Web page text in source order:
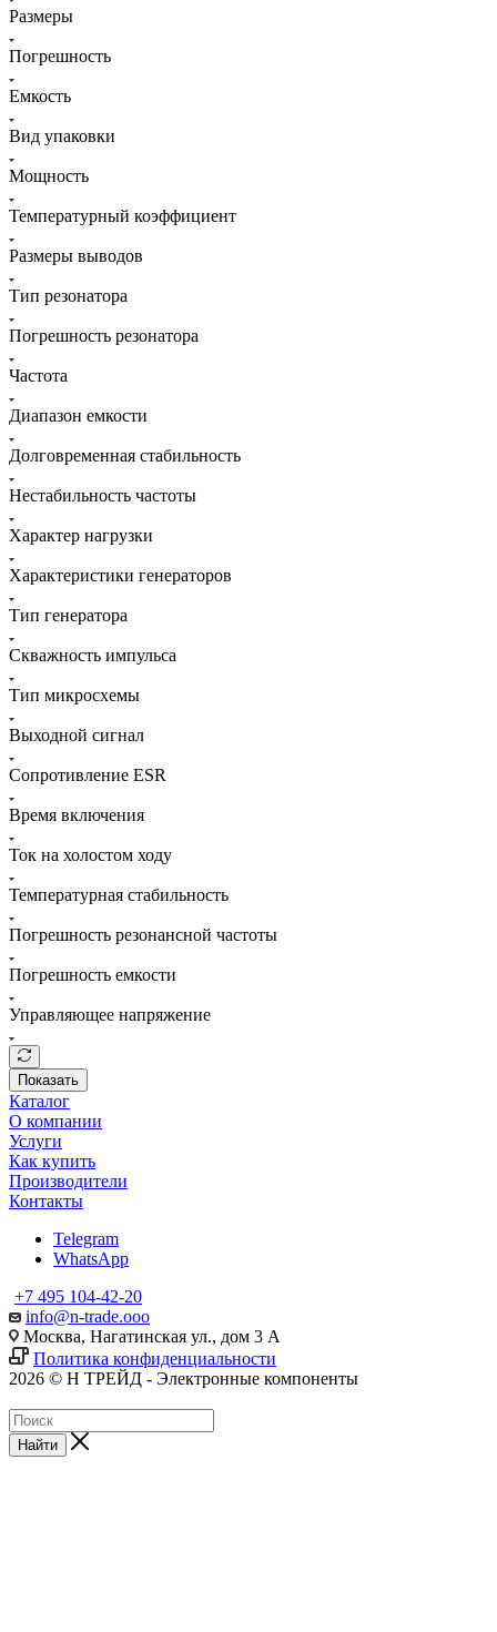
Размеры
Погрешность
Емкость
Вид упаковки
Мощность
Температурный коэффициент
Размеры выводов
Тип резонатора
Погрешность резонатора
Частота
Диапазон емкости
Долговременная стабильность
Нестабильность частоты
Характер нагрузки
Характеристики генераторов
Тип генератора
Скважность импульса
Тип микросхемы
Выходной сигнал
Сопротивление ESR
Время включения
Ток на холостом ходу
Температурная стабильность
Погрешность резонансной частоты
Погрешность емкости
Управляющее напряжение
Показать
Каталог
О компании
Услуги
Как купить
Производители
Контакты
Telegram
WhatsApp
+7 495 104-42-20
info@n-trade.ooo
Москва, Нагатинская ул., дом 3 А
Политика конфиденциальности
2026 © Н ТРЕЙД - Электронные компоненты
Найти